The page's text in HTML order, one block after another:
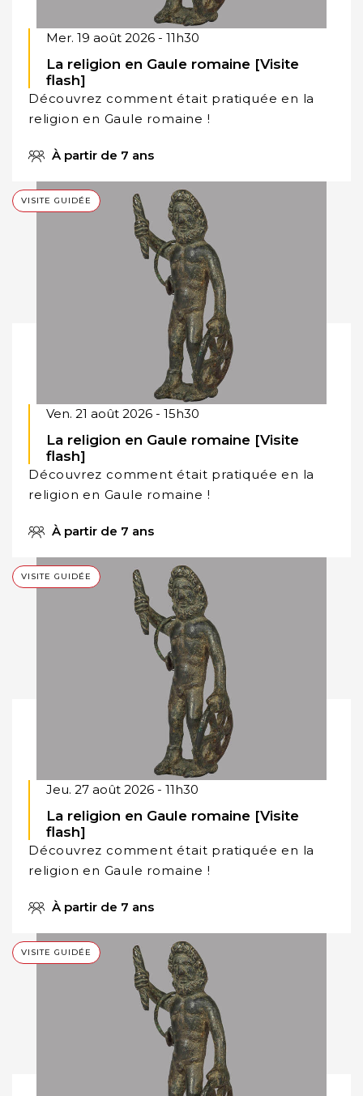
La religion en Gaule romaine [Visite
flash]
Mer. 19 août 2026 - 11h30
Découvrez comment était pratiquée en la
religion en Gaule romaine !
À partir de 7 ans
La religion en Gaule romaine [Visite
flash]
Ven. 21 août 2026 - 15h30
Découvrez comment était pratiquée en la
religion en Gaule romaine !
À partir de 7 ans
VISITE GUIDÉE
La religion en Gaule romaine [Visite
flash]
Jeu. 27 août 2026 - 11h30
Découvrez comment était pratiquée en la
religion en Gaule romaine !
À partir de 7 ans
VISITE GUIDÉE
VISITE GUIDÉE